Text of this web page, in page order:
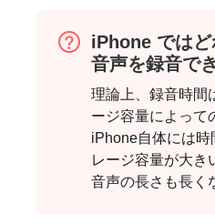
iPhone ではど
音声を録音で
理論上、録音時間
ージ容量によって
iPhone自体には時
レージ容量が大き
音声の長さも長く